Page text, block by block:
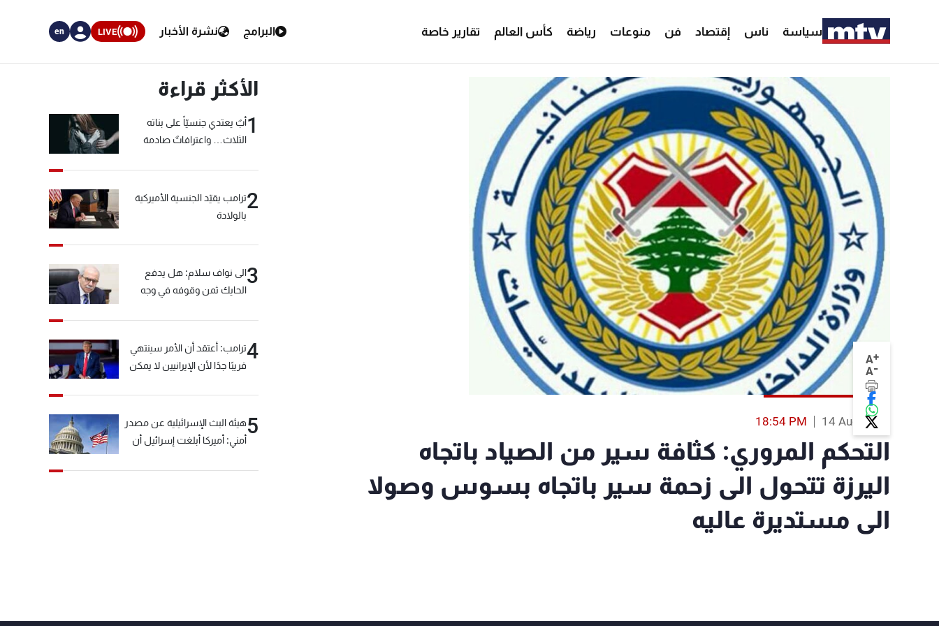
سياسة ناس إقتصاد فن منوعات رياضة كأس العالم تقارير خاصة البرامج نشرة الأخبار LIVE
en
A+
A-
14 Aug 2014
18:54 PM
التحكم المروري: كثافة سير من الصياد باتجاه
اليرزة تتحول الى زحمة سير باتجاه بسوس وصولا
الى مستديرة عاليه
الأكثر قراءة
1أبٌ يعتدي جنسيّاً على بناته
الثلاث… واعترافاتٌ صادمة
2ترامب يقيّد الجنسية الأميركية
بالولادة
3الى نواف سلام: هل يدفع
الحايك ثمن وقوفه في وجه
4ترامب: أعتقد أن الأمر سينتهي
قريبًا جدًا لأن الإيرانيين لا يمكن
5هيئة البث الإسرائيلية عن مصدر
أمني: أميركا أبلغت إسرائيل أن